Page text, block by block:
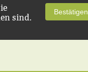
sind.
Bestätigen